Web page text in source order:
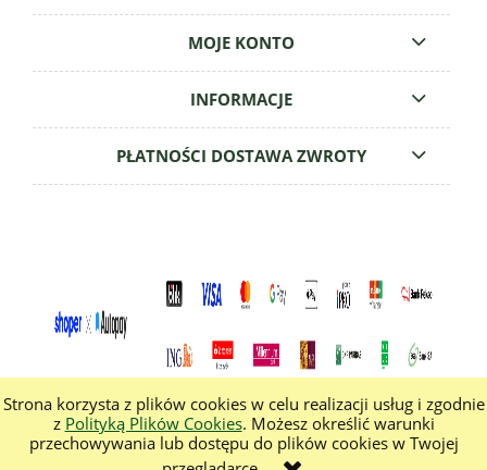
Strona korzysta z plików cookies w celu realizacji usług i zgodnie
z Polityką Plików Cookies. Możesz określić warunki
przechowywania lub dostępu do plików cookies w Twojej
MOJE KONTO
INFORMACJE
PŁATNOŚCI DOSTAWA ZWROTY
pokaż pełną wersję strony